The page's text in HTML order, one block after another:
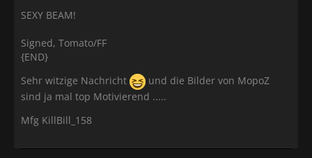
SEXY BEAM!
Signed, Tomato/FF
{END}
Sehr witzige Nachricht
und die Bilder von MopoZ
sind ja mal top Motivierend .....
Mfg KillBill_158